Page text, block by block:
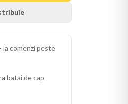
-la comenzi peste
batai de cap